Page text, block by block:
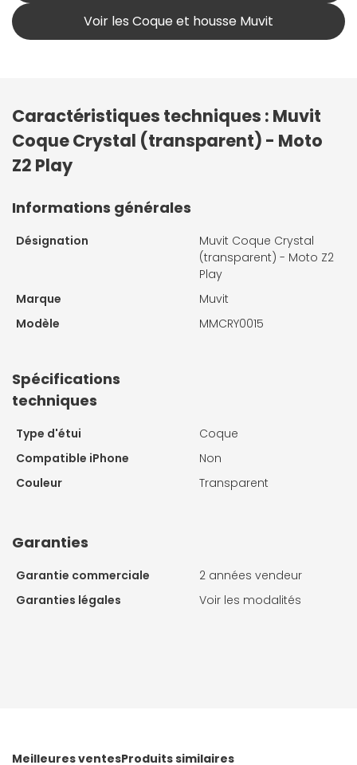
Voir les Coque et housse Muvit
Caractéristiques techniques : Muvit
Coque Crystal (transparent) - Moto
Z2 Play
Informations générales
Désignation
Muvit Coque Crystal
(transparent) - Moto Z2
Play
Marque
Muvit
Modèle
MMCRY0015
Spécifications
techniques
Type d'étui
Coque
Compatible iPhone
Non
Couleur
Transparent
Garanties
Garantie commerciale
2 années vendeur
Garanties légales
Voir les modalités
Meilleures ventesProduits similaires